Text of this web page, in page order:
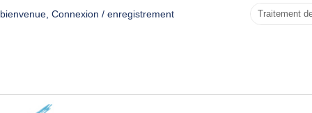
bienvenue, Connexion / enregistrement